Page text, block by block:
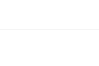
des quartiers
voisinages pour le mieux.